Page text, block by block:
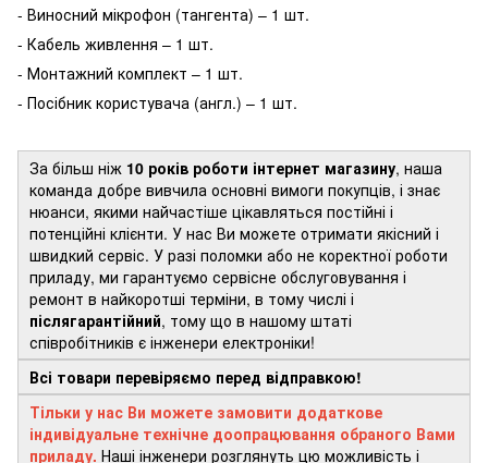
- Виносний мікрофон (тангента) – 1 шт.
- Кабель живлення – 1 шт.
- Монтажний комплект – 1 шт.
- Посібник користувача (англ.) – 1 шт.
За більш ніж 10 років роботи інтернет магазину, наша
команда добре вивчила основні вимоги покупців, і знає
нюанси, якими найчастіше цікавляться постійні і
потенційні клієнти. У нас Ви можете отримати якісний і
швидкий сервіс. У разі поломки або не коректної роботи
приладу, ми гарантуємо сервісне обслуговування і
ремонт в найкоротші терміни, в тому числі і
післягарантійний, тому що в нашому штаті
співробітників є інженери електроніки!
Всі товари перевіряємо перед відправкою!
Тільки у нас Ви можете замовити додаткове
індивідуальне технічне доопрацювання обраного Вами
приладу. Наші інженери розглянуть цю можливість і